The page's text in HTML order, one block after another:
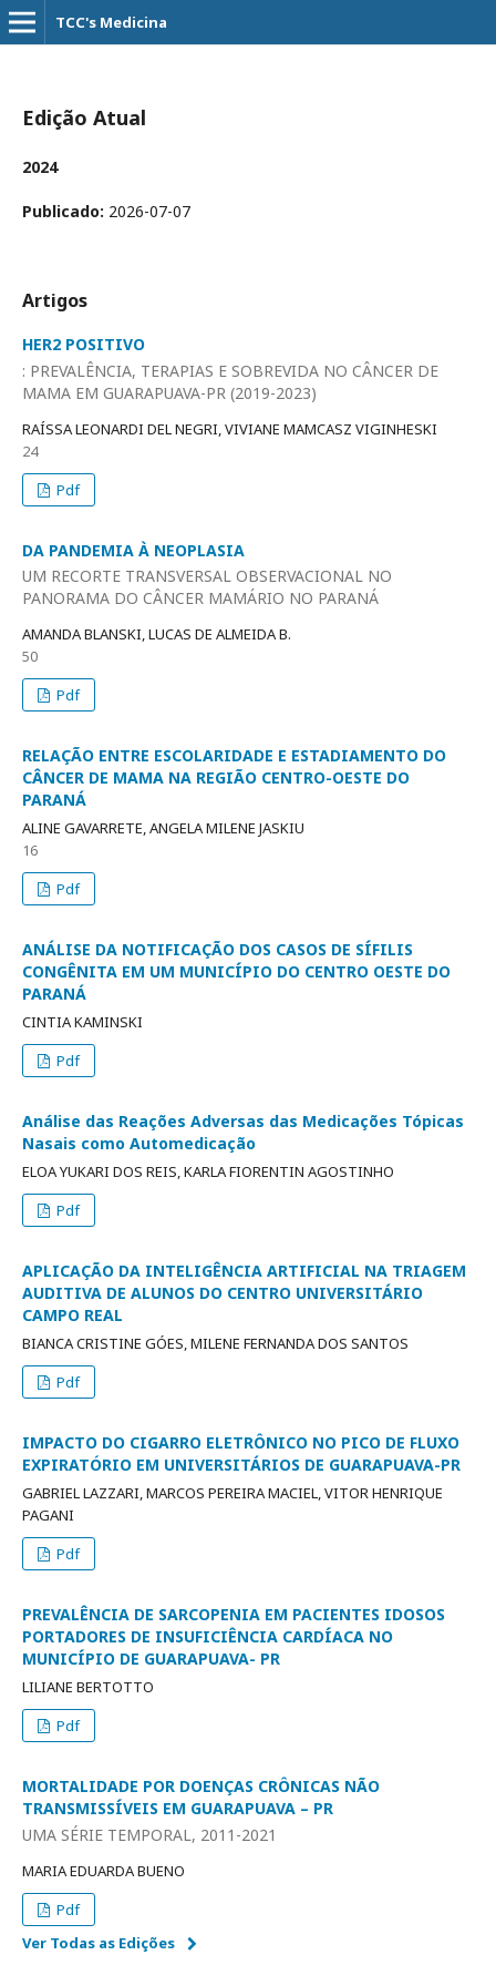
TCC's Medicina
Edição Atual
2024
Publicado: 2026-07-07
Artigos
HER2 POSITIVO
: PREVALÊNCIA, TERAPIAS E SOBREVIDA NO CÂNCER DE
MAMA EM GUARAPUAVA-PR (2019-2023)
RAÍSSA LEONARDI DEL NEGRI, VIVIANE MAMCASZ VIGINHESKI
24
Pdf
DA PANDEMIA À NEOPLASIA
UM RECORTE TRANSVERSAL OBSERVACIONAL NO
PANORAMA DO CÂNCER MAMÁRIO NO PARANÁ
AMANDA BLANSKI, LUCAS DE ALMEIDA B.
50
Pdf
RELAÇÃO ENTRE ESCOLARIDADE E ESTADIAMENTO DO
CÂNCER DE MAMA NA REGIÃO CENTRO-OESTE DO
PARANÁ
ALINE GAVARRETE, ANGELA MILENE JASKIU
16
Pdf
ANÁLISE DA NOTIFICAÇÃO DOS CASOS DE SÍFILIS
CONGÊNITA EM UM MUNICÍPIO DO CENTRO OESTE DO
PARANÁ
CINTIA KAMINSKI
Pdf
Análise das Reações Adversas das Medicações Tópicas
Nasais como Automedicação
ELOA YUKARI DOS REIS, KARLA FIORENTIN AGOSTINHO
Pdf
APLICAÇÃO DA INTELIGÊNCIA ARTIFICIAL NA TRIAGEM
AUDITIVA DE ALUNOS DO CENTRO UNIVERSITÁRIO
CAMPO REAL
BIANCA CRISTINE GÓES, MILENE FERNANDA DOS SANTOS
Pdf
IMPACTO DO CIGARRO ELETRÔNICO NO PICO DE FLUXO
EXPIRATÓRIO EM UNIVERSITÁRIOS DE GUARAPUAVA-PR
GABRIEL LAZZARI, MARCOS PEREIRA MACIEL, VITOR HENRIQUE
PAGANI
Pdf
PREVALÊNCIA DE SARCOPENIA EM PACIENTES IDOSOS
PORTADORES DE INSUFICIÊNCIA CARDÍACA NO
MUNICÍPIO DE GUARAPUAVA- PR
LILIANE BERTOTTO
Pdf
MORTALIDADE POR DOENÇAS CRÔNICAS NÃO
TRANSMISSÍVEIS EM GUARAPUAVA – PR
UMA SÉRIE TEMPORAL, 2011-2021
MARIA EDUARDA BUENO
Pdf
Ver Todas as Edições